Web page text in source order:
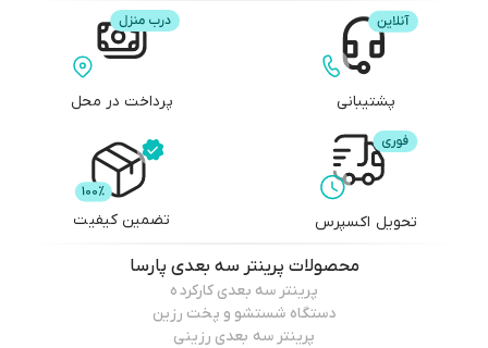
پشتیبانی پرداخت در محل
تحویل اکسپرس تضمین کیفیت
محصولات پرینتر سه بعدی پارسا
پرینتر سه بعدی کارکرده
دستگاه شستشو و پخت رزین
پرینتر سه بعدی رزینی